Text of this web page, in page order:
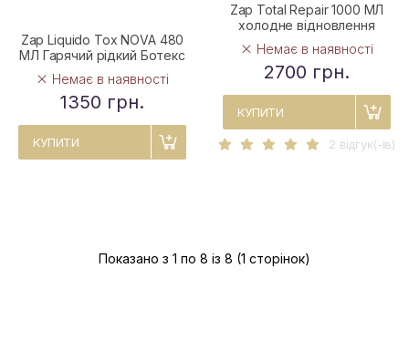
Zap Liquido Tox NOVA 480
МЛ Гарячий рідкий Ботекс
Немає в наявності
1350 грн.
КУПИТИ
Zap Total Repair 1000 МЛ
холодне відновлення
Немає в наявності
2700 грн.
КУПИТИ
2 вiдгук(-iв)
Показано з 1 по 8 із 8 (1 сторінок)